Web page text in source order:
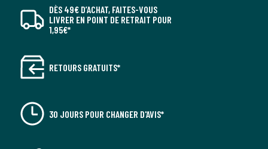
DÈS 49€ D’ACHAT, FAITES-VOUS
LIVRER EN POINT DE RETRAIT POUR
1,95€*
RETOURS GRATUITS*
30 JOURS POUR CHANGER D'AVIS*